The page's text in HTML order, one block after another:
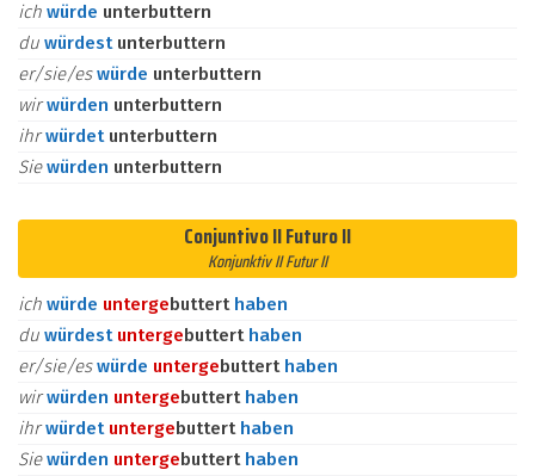
ich würde unterbuttern
du würdest unterbuttern
er/sie/eswürde unterbuttern
wirwürden unterbuttern
ihrwürdet unterbuttern
Siewürden unterbuttern
Conjuntivo II Futuro II
Konjunktiv II Futur II
ich würde untergebuttert haben
du würdest untergebuttert haben
er/sie/eswürde untergebuttert haben
wirwürden untergebuttert haben
ihrwürdet untergebuttert haben
Siewürden untergebuttert haben